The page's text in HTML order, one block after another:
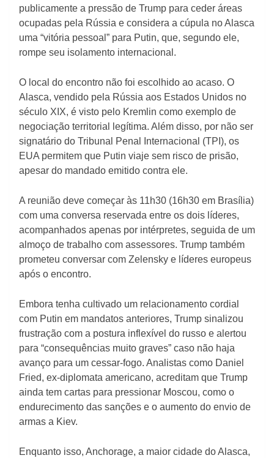
publicamente a pressão de Trump para ceder áreas
ocupadas pela Rússia e considera a cúpula no Alasca
uma “vitória pessoal” para Putin, que, segundo ele,
rompe seu isolamento internacional.
O local do encontro não foi escolhido ao acaso. O
Alasca, vendido pela Rússia aos Estados Unidos no
século XIX, é visto pelo Kremlin como exemplo de
negociação territorial legítima. Além disso, por não ser
signatário do Tribunal Penal Internacional (TPI), os
EUA permitem que Putin viaje sem risco de prisão,
apesar do mandado emitido contra ele.
A reunião deve começar às 11h30 (16h30 em Brasília)
com uma conversa reservada entre os dois líderes,
acompanhados apenas por intérpretes, seguida de um
almoço de trabalho com assessores. Trump também
prometeu conversar com Zelensky e líderes europeus
após o encontro.
Embora tenha cultivado um relacionamento cordial
com Putin em mandatos anteriores, Trump sinalizou
frustração com a postura inflexível do russo e alertou
para “consequências muito graves” caso não haja
avanço para um cessar-fogo. Analistas como Daniel
Fried, ex-diplomata americano, acreditam que Trump
ainda tem cartas para pressionar Moscou, como o
endurecimento das sanções e o aumento do envio de
armas a Kiev.
Enquanto isso, Anchorage, a maior cidade do Alasca,